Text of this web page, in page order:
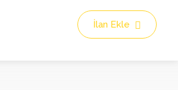
İlan Ekle